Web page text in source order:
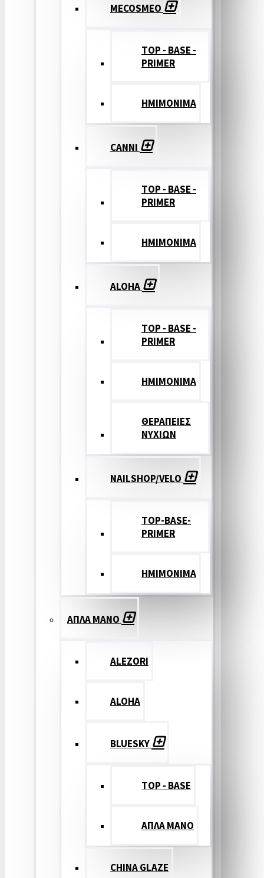
MECOSMEO
TOP - BASE -
PRIMER
ΗΜΙΜΟΝΙΜΑ
CANNI
TOP - BASE -
PRIMER
ΗΜΙΜΟΝΙΜΑ
ALOHA
TOP - BASE -
PRIMER
ΗΜΙΜΟΝΙΜΑ
ΘΕΡΑΠΕΙΕΣ
ΝΥΧΙΩΝ
NAILSHOP/VELO
TOP-BASE-
PRIMER
ΗΜΙΜΟΝΙΜΑ
ΑΠΛΑ ΜΑΝΟ
ALEZORI
ALOHA
BLUESKY
TOP - BASE
ΑΠΛΑ ΜΑΝΟ
CHINA GLAZE